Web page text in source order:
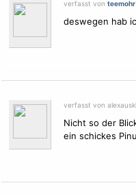
verfasst von teemohr
deswegen hab
verfasst von
Nicht so der
ein schickes